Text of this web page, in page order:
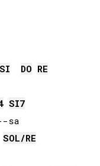
SI DO RE
SI7
SOL/RE